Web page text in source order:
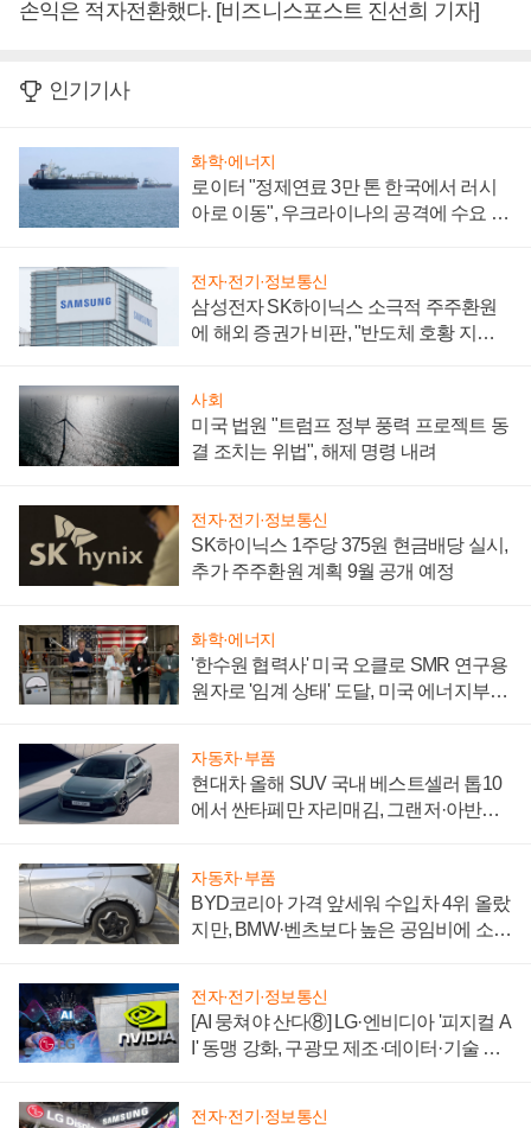
손익은 적자전환했다. [비즈니스포스트 진선희 기자]
인기기사
화학·에너지
로이터 "정제연료 3만 톤 한국에서 러시
아로 이동", 우크라이나의 공격에 수요 늘
전자·전기·정보통신
삼성전자 SK하이닉스 소극적 주주환원
에 해외 증권가 비판, "반도체 호황 지속
사회
미국 법원 "트럼프 정부 풍력 프로젝트 동
결 조치는 위법", 해제 명령 내려
전자·전기·정보통신
SK하이닉스 1주당 375원 현금배당 실시,
추가 주주환원 계획 9월 공개 예정
화학·에너지
'한수원 협력사' 미국 오클로 SMR 연구용
원자로 '임계 상태' 도달, 미국 에너지부
자동차·부품
현대차 올해 SUV 국내 베스트셀러 톱10
에서 싼타페만 자리매김, 그랜저·아반떼
자동차·부품
BYD코리아 가격 앞세워 수입차 4위 올랐
지만, BMW·벤츠보다 높은 공임비에 소비
전자·전기·정보통신
[AI 뭉쳐야 산다⑧] LG·엔비디아 '피지컬 A
I' 동맹 강화, 구광모 제조·데이터·기술 결
전자·전기·정보통신